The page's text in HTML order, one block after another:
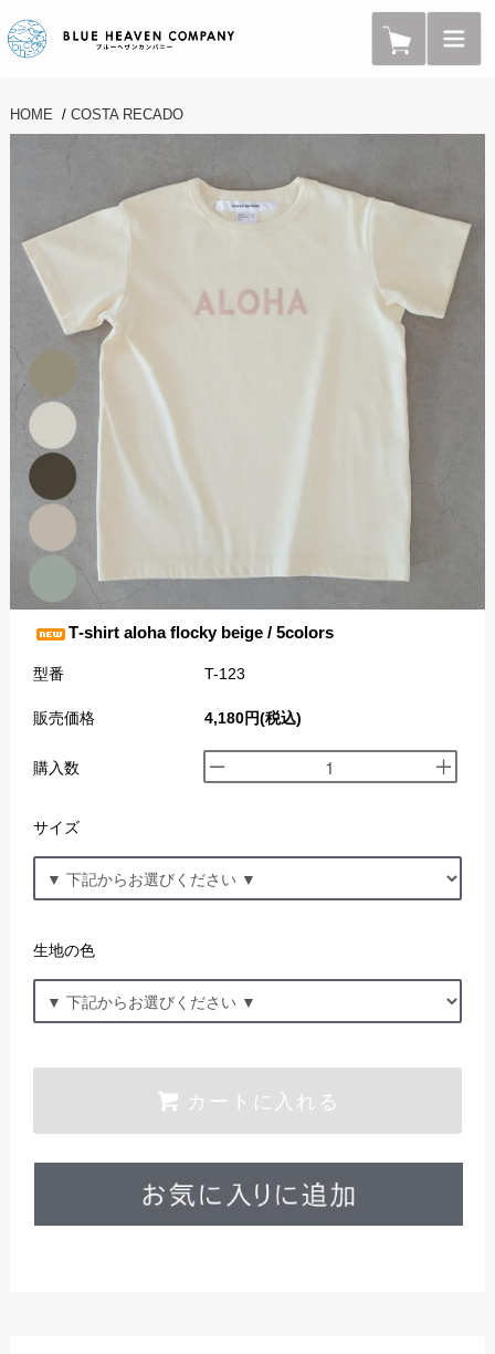
HOME / COSTA RECADO
T‐shirt aloha flocky beige / 5colors
型番 T-123
販売価格 4,180円(税込)
購入数
サイズ
生地の色
カートに入れる